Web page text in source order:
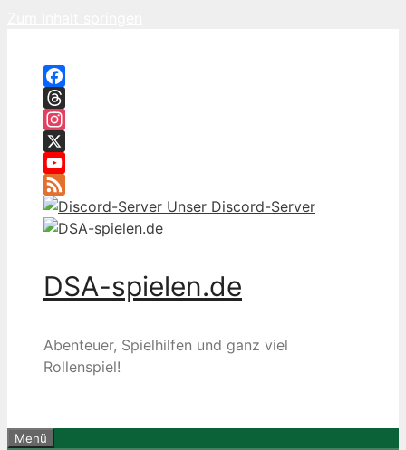
Facebook
Threads
Instagram
X
YouTube
Feed
Unser Discord-Server
DSA-spielen.de
Abenteuer, Spielhilfen und ganz viel
Rollenspiel!
Menü